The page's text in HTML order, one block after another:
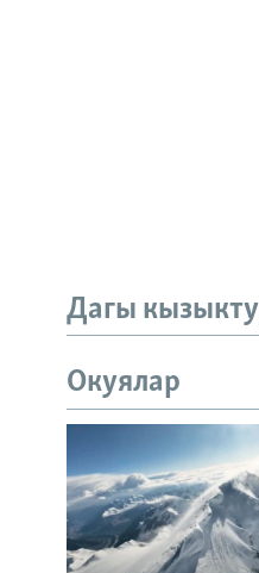
Дагы
Окуялар